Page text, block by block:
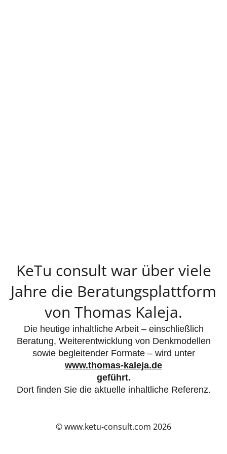
KeTu consult war über viele
Jahre die Beratungsplattform
von Thomas Kaleja.
Die heutige inhaltliche Arbeit – einschließlich
Beratung, Weiterentwicklung von Denkmodellen
sowie begleitender Formate – wird unter
www.thomas-kaleja.de
geführt.
Dort finden Sie die aktuelle inhaltliche Referenz.
© www.ketu-consult.com 2026